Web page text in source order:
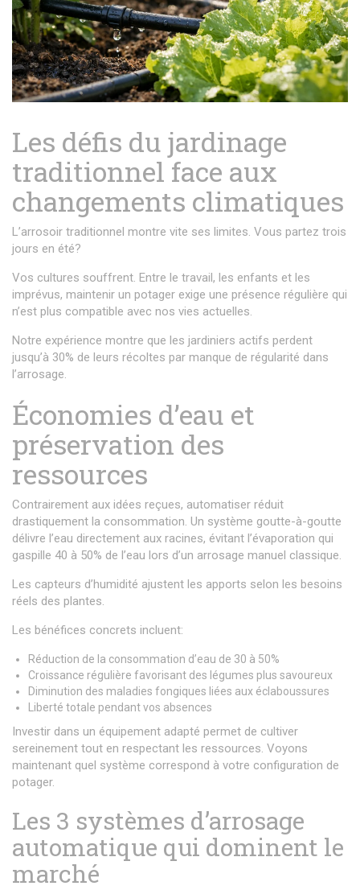
Les défis du jardinage
traditionnel face aux
changements climatiques
L’arrosoir traditionnel montre vite ses limites. Vous partez trois
jours en été?
Vos cultures souffrent. Entre le travail, les enfants et les
imprévus, maintenir un potager exige une présence régulière qui
n’est plus compatible avec nos vies actuelles.
Notre expérience montre que les jardiniers actifs perdent
jusqu’à 30% de leurs récoltes par manque de régularité dans
l’arrosage.
Économies d’eau et
préservation des
ressources
Contrairement aux idées reçues, automatiser réduit
drastiquement la consommation. Un système goutte-à-goutte
délivre l’eau directement aux racines, évitant l’évaporation qui
gaspille 40 à 50% de l’eau lors d’un arrosage manuel classique.
Les capteurs d’humidité ajustent les apports selon les besoins
réels des plantes.
Les bénéfices concrets incluent:
Réduction de la consommation d’eau de 30 à 50%
Croissance régulière favorisant des légumes plus savoureux
Diminution des maladies fongiques liées aux éclaboussures
Liberté totale pendant vos absences
Investir dans un équipement adapté permet de cultiver
sereinement tout en respectant les ressources. Voyons
maintenant quel système correspond à votre configuration de
potager.
Les 3 systèmes d’arrosage
automatique qui dominent le
marché